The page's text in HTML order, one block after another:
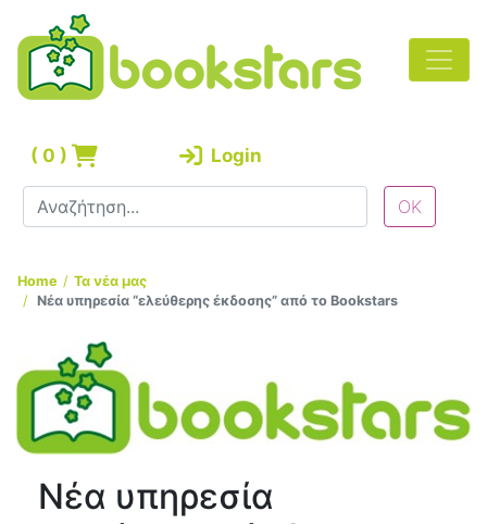
( 0 ) Login
Home
Τα νέα μας
Νέα υπηρεσία “ελεύθερης έκδοσης” από το Bookstars
Νέα υπηρεσία